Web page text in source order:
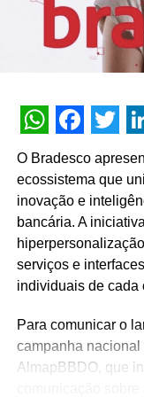
venda espalhados pelo
determinantes para o
garantindo uma
grande parceira para
TÓPICOS
A SEGUIR
Baden Baden
versão lata
NÃO PERCA
Mundial da
O Bradesco
ecossistema que
inovação e
bancária. A
serviços e
individuais de cada
Para comunicar o
campanha
AlmapBBDO, que